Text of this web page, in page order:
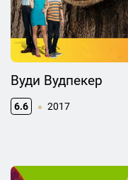
Вуди Вудпекер
6.6 2017